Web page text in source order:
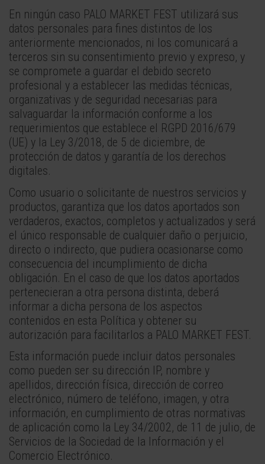
En ningún caso PALO MARKET FEST utilizará sus
datos personales para fines distintos de los
anteriormente mencionados, ni los comunicará a
terceros sin su consentimiento previo y expreso, y
se compromete a guardar el debido secreto
profesional y a establecer las medidas técnicas,
organizativas y de seguridad necesarias para
salvaguardar la información conforme a los
requerimientos que establece el RGPD 2016/679
(UE) y la Ley 3/2018, de 5 de diciembre, de
protección de datos y garantía de los derechos
digitales.
Como usuario o solicitante de nuestros servicios y
productos, garantiza que los datos aportados son
verdaderos, exactos, completos y actualizados y será
el único responsable de cualquier daño o perjuicio,
directo o indirecto, que pudiera ocasionarse como
consecuencia del incumplimiento de dicha
obligación. En el caso de que los datos aportados
pertenecieran a otra persona distinta, deberá
informar a dicha persona de los aspectos
contenidos en esta Política y obtener su
autorización para facilitarlos a PALO MARKET FEST.
Esta información puede incluir datos personales
como pueden ser su dirección IP, nombre y
apellidos, dirección física, dirección de correo
electrónico, número de teléfono, imagen, y otra
información, en cumplimiento de otras normativas
de aplicación como la Ley 34/2002, de 11 de julio, de
Servicios de la Sociedad de la Información y el
Comercio Electrónico.